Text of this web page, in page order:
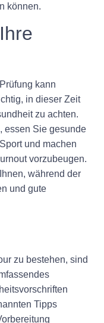
können.
kann
in dieser Zeit
zu achten.
essen Sie gesunde
und machen
vorzubeugen.
während der
und gute
zu bestehen, sind
Tipps